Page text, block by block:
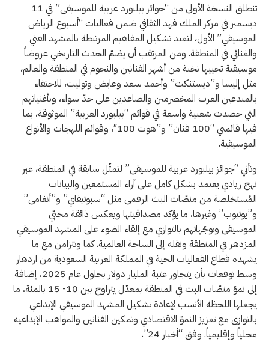
تنطلق النسخة الأولى من “جوائز بيلبورد عربية للموسيقى” في 11
ديسمبر في مركز الملك فهد الثقافي ضمن فعاليات “أسبوع الرياض
الموسيقي” الأول، لتعيد تشكيل المفاهيم المرتبطة بالمشهد الفني
والغنائي في المنطقة. ومن المرتقب أن يضمّ الحدث التاريخي عروضاً
موسيقية تحييها نخبة من أشهر الفنانين والنجوم في المنطقة والعالم،
مثل إليسا و”ديستنكت” وأحمد سعد وعايض وتوليت، للاحتفاء
بالمبدعين العرب المخضرمين والصاعدين على حدّ سواء، وبأغنياتهم
التي حصدت شعبية واسعة في قوائم “بيلبورد العربية” الموثوقة، بما
فيها قائمتي “100 فنان” و”هوت 100″، وقوائم اللهجات والأنواع
الموسيقية.
وتأتي “جوائز بيلبورد عربية للموسيقى” لتمثّل سابقة في المنطقة، عبر
نهج ريادي يعتمد بشكل كامل على آراء المستمعين والبيانات
المُستخلصة من منصّات البث الرقمي مثل “سبوتيفاي” و”أنغامي”
و”يوتيوب” وغيرها، ما يؤكد مصداقيتها ويعكس ذائقة محبّي
الموسيقى وتوجّهاتهم بالتوازي مع إلقاء الضوء على المشهد الموسيقي
المزدهر في المنطقة ونقله إلى الساحة العالمية. كما وتتزامن مع ما
يشهده قطاع الفعاليات الحية في المملكة العربية السعودية من ازدهار
وسط توقعات بأن يتجاوز عتبة المليار دولار بحلول عام 2025، إضافة
إلى نموّ منصّات البث في المنطقة بمعدّل يتراوح بين 10- 15 بالمئة، ما
يجعلها اللحظة الأنسب لإعادة تشكيل المشهد الموسيقي الإبداعي
بالتوازي مع تعزيز النموّ الاقتصادي وتمكين الفنانين والمواهب الإبداعية
محلياً وإقليمياً. وفق “أخبار 24”.